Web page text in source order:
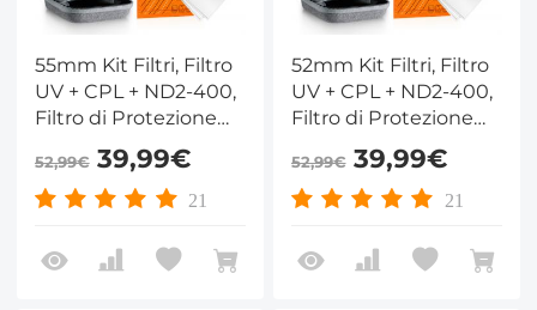
55mm Kit Filtri, Filtro
UV + CPL + ND2-400,
Filtro di Protezione
MCUV + Polarizzatore
+ Densità Neutra
ND2-400 con
Serie Nano-Klear
52,99€39,99€
21
52mm Kit Filtri, Filtro
UV + CPL + ND2-400,
Filtro di Protezione
MCUV + Polarizzatore
+ Densità Neutra
ND2-400 con
Serie Nano-Klear
52,99€39,99€
21